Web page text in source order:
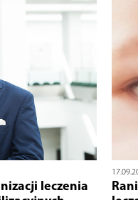
leczenia